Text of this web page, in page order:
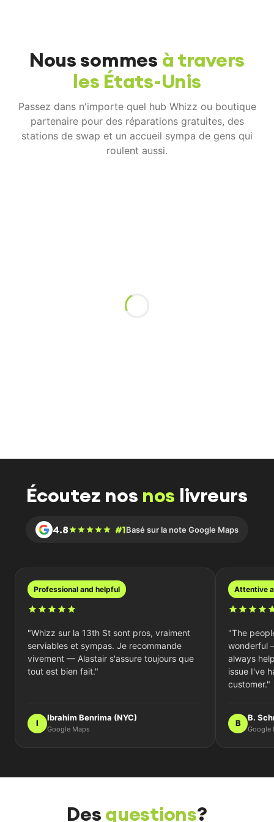
Nous sommes à travers
les États-Unis
Passez dans n'importe quel hub Whizz ou boutique
partenaire pour des réparations gratuites, des
stations de swap et un accueil sympa de gens qui
roulent aussi.
Écoutez nos nos livreurs
4.8 #1Basé sur la note Google Maps
professional and helpful
"Whizz sur la 13th St sont pros, vraiment
serviables et sympas. Je recommande
vivement — Alastair s'assure toujours que
tout est bien fait."
I
Ibrahim Benrima (NYC)
Google Maps
attentive
"The
wonderful
always
issue I've
customer."
B
B.
Google
Desquestions?